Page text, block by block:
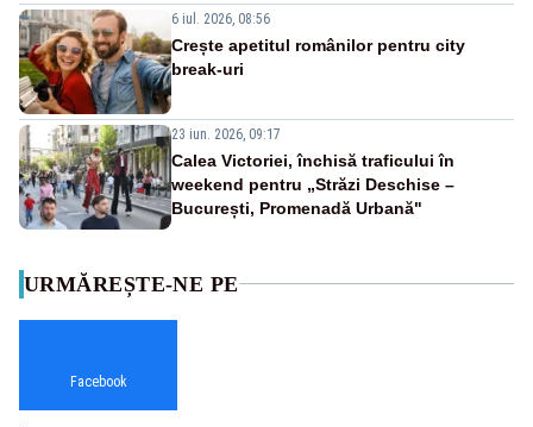
6 iul. 2026, 08:56
Crește apetitul românilor pentru city
break-uri
23 iun. 2026, 09:17
Calea Victoriei, închisă traficului în
weekend pentru „Străzi Deschise –
București, Promenadă Urbană"
URMĂREȘTE-NE PE
Facebook